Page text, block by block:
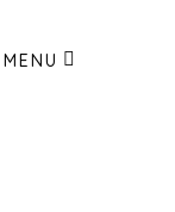
MENU